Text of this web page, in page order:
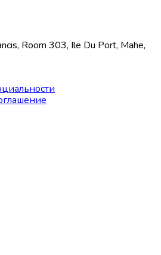
Room 303, Ile Du Port, Mahe,